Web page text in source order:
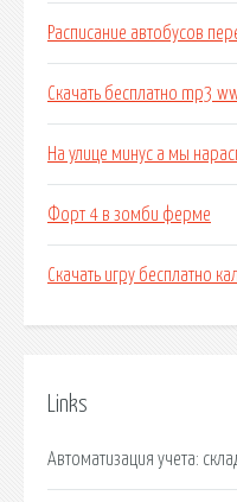
Расписание автобусов
Скачать бесплатно mp3
На улице минус а мы
Форт 4 в зомби ферме
Скачать игру бесплатно
Links
Автоматизация учета: